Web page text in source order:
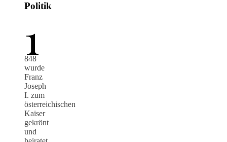
Politik
1
848
wurde
Franz
Joseph
I. zum
österreichischen
Kaiser
gekrönt
und